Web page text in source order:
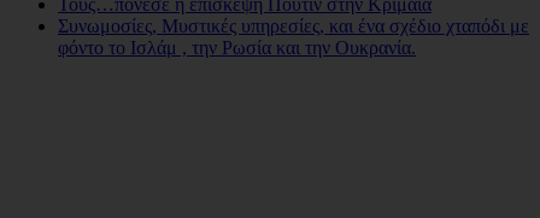
Τους…πόνεσε η επίσκεψη Πούτιν στην Κριμαία
Συνωμοσίες, Μυστικές υπηρεσίες, και ένα σχέδιο χταπόδι με
φόντο το Ισλάμ , την Ρωσία και την Ουκρανία.